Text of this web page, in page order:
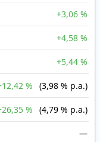
+3,06 %
+4,58 %
+5,44 %
% (3,98 % p.a.)
% (4,79 % p.a.)
—